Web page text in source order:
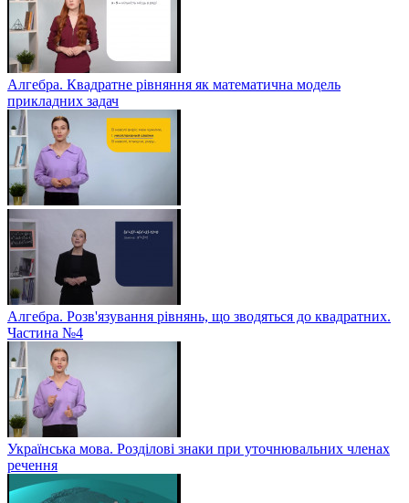
Алгебра. Квадратне рівняння як математична модель
прикладних задач
Алгебра. Розв'язування рівнянь, що зводяться до квадратних.
Частина №4
Українська мова. Розділові знаки при уточнювальних членах
речення